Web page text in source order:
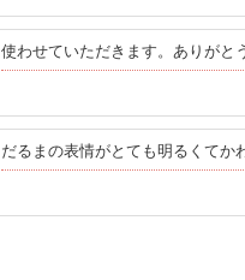
使わせていただきます。ありがと
だるまの表情がとても明るくてか